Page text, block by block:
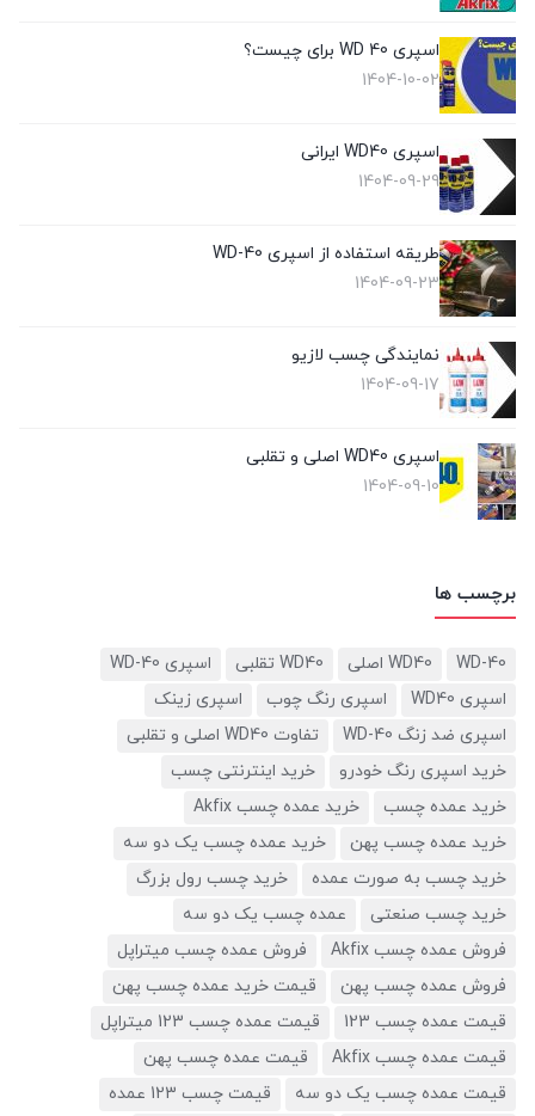
اسپری WD 40 برای چیست؟
1404-10-02
اسپری WD40 ایرانی
1404-09-29
طریقه استفاده از اسپری WD-40
1404-09-23
نمایندگی چسب لازیو
1404-09-17
اسپری WD40 اصلی و تقلبی
1404-09-10
برچسب ها
WD-40 WD40 اصلی WD40 تقلبی
اسپری WD-40
اسپری WD40
اسپری رنگ چوب
اسپری زینک
اسپری ضد زنگ WD-40
تفاوت WD40 اصلی و تقلبی
خرید اسپری رنگ خودرو
خرید اینترنتی چسب
خرید عمده چسب
خرید عمده چسب Akfix
خرید عمده چسب پهن
خرید عمده چسب یک دو سه
خرید چسب به صورت عمده
خرید چسب رول بزرگ
خرید چسب صنعتی
عمده چسب یک دو سه
فروش عمده چسب Akfix
فروش عمده چسب میتراپل
فروش عمده چسب پهن
قیمت خرید عمده چسب پهن
قیمت عمده چسب 123
قیمت عمده چسب 123 میتراپل
قیمت عمده چسب Akfix
قیمت عمده چسب پهن
قیمت عمده چسب یک دو سه
قیمت چسب 123 عمده